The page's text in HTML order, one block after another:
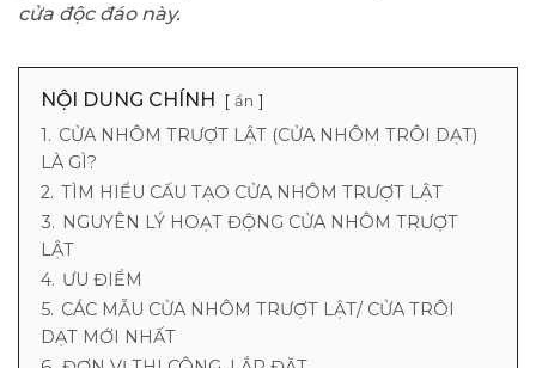
cửa độc đáo này.
NỘI DUNG CHÍNH ẩn
1. CỬA NHÔM TRƯỢT LẬT (CỬA NHÔM TRÔI DẠT)
LÀ GÌ?
2. TÌM HIỂU CẤU TẠO CỬA NHÔM TRƯỢT LẬT
3. NGUYÊN LÝ HOẠT ĐỘNG CỬA NHÔM TRƯỢT
LẬT
4. ƯU ĐIỂM
5. CÁC MẪU CỬA NHÔM TRƯỢT LẬT/ CỬA TRÔI
DẠT MỚI NHẤT